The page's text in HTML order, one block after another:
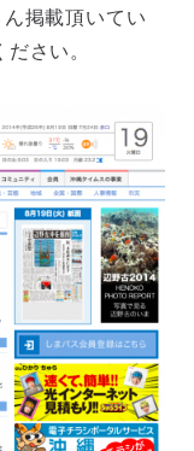
掲載頂いてい
さい。